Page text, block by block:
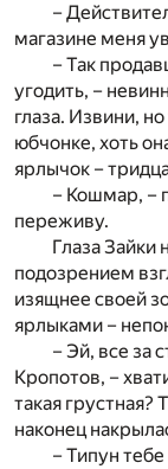
–
магазине меня
– Так
угодить, –
глаза. Извини,
юбчонке, хоть
ярлычок –
– Кошмар, –
переживу.
Глаза Зайки
подозрением
изящнее своей
ярлыками –
– Эй, все за
Кропотов, –
такая грустная?
наконец
– Типун